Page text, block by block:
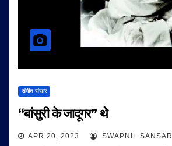
संगीत संसार
“बांसुरी के जादूगर” थे
APR 20, 2023 SWAPNIL SANSAR